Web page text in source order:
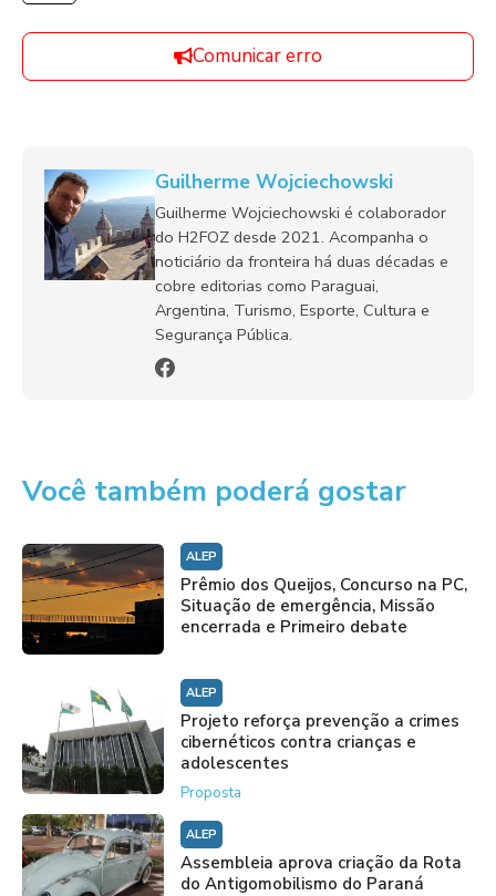
Comunicar erro
Guilherme Wojciechowski
Guilherme Wojciechowski é colaborador
do H2FOZ desde 2021. Acompanha o
noticiário da fronteira há duas décadas e
cobre editorias como Paraguai,
Argentina, Turismo, Esporte, Cultura e
Segurança Pública.
Você também poderá gostar
ALEP
Prêmio dos Queijos, Concurso na PC,
Situação de emergência, Missão
encerrada e Primeiro debate
ALEP
Projeto reforça prevenção a crimes
cibernéticos contra crianças e
adolescentes
Proposta
ALEP
Assembleia aprova criação da Rota
do Antigomobilismo do Paraná